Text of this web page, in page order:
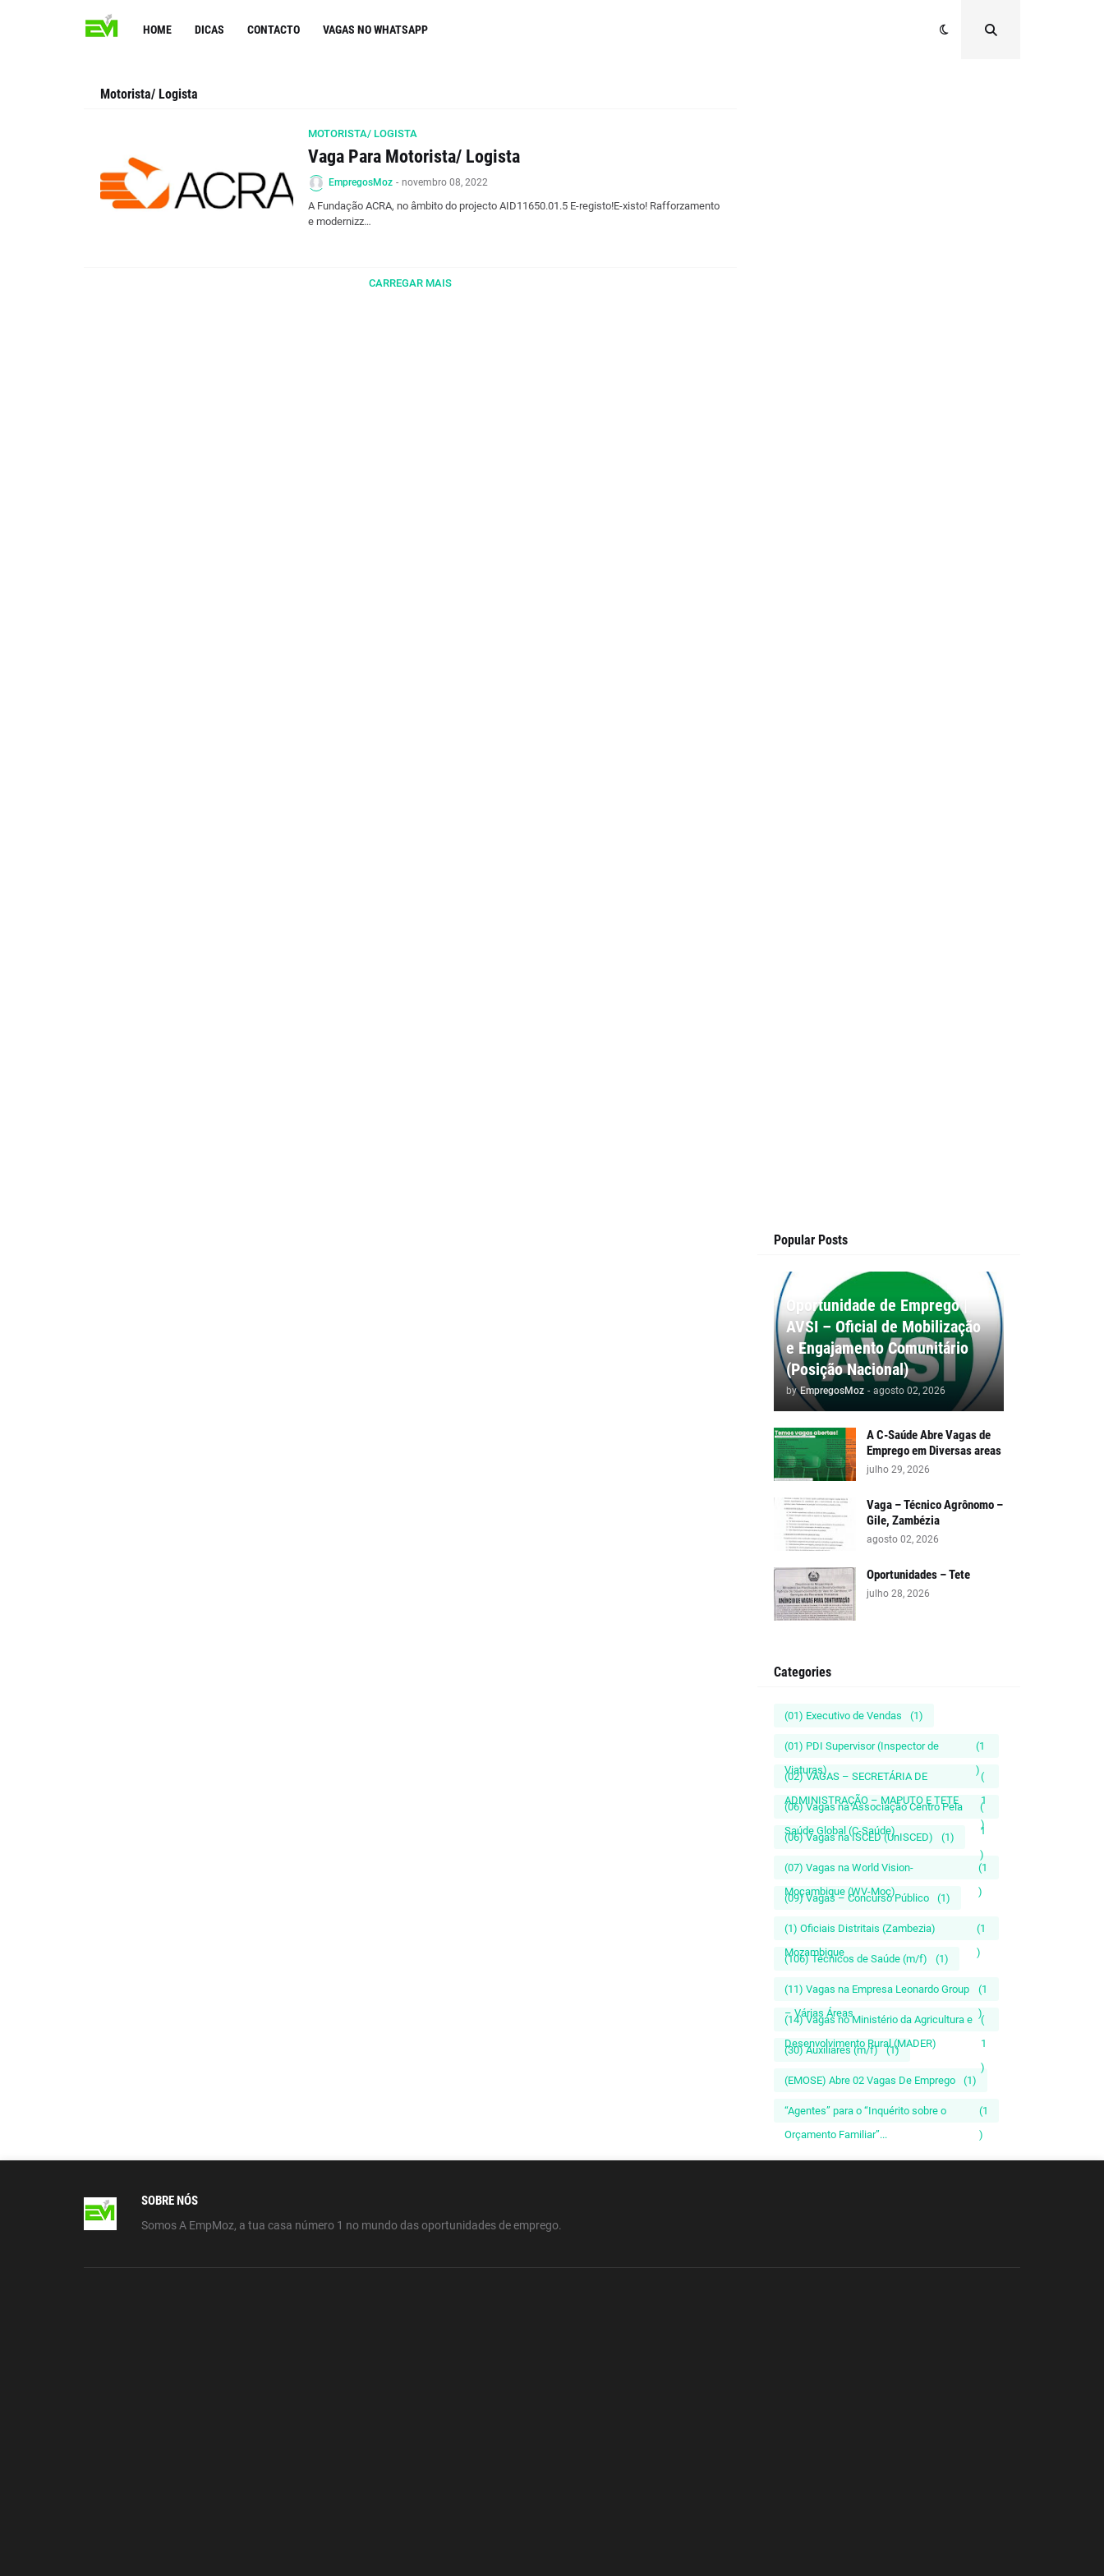
HOME DICAS CONTACTO VAGAS NO WHATSAPP
Motorista/ Logista
MOTORISTA/ LOGISTA
Vaga Para Motorista/ Logista
EmpregosMoz - novembro 08, 2022
A Fundação ACRA, no âmbito do projecto AID11650.01.5 E-registo!E-xisto! Rafforzamento
e modernizz…
CARREGAR MAIS
Popular Posts
Oportunidade de Emprego |
AVSI – Oficial de Mobilização
e Engajamento Comunitário
(Posição Nacional)
by EmpregosMoz - agosto 02, 2026
A C-Saúde Abre Vagas de
Emprego em Diversas areas
julho 29, 2026
Vaga – Técnico Agrônomo –
Gile, Zambézia
agosto 02, 2026
Oportunidades – Tete
julho 28, 2026
Categories
(01) Executivo de Vendas (1)
(01) PDI Supervisor (Inspector de
Viaturas)
(1
)
(02) VAGAS – SECRETÁRIA DE
ADMINISTRAÇÃO – MAPUTO E TETE
(
1
)
(06) Vagas na Associação Centro Pela
Saúde Global (C-Saúde)
(
1
)
(06) Vagas na ISCED (UnISCED) (1)
(07) Vagas na World Vision-
Moçambique (WV-Moç)
(1
)
(09) Vagas – Concurso Público (1)
(1) Oficiais Distritais (Zambezia)
Mozambique
(1
)
(106) Técnicos de Saúde (m/f) (1)
(11) Vagas na Empresa Leonardo Group
– Várias Áreas
(1
)
(14) Vagas no Ministério da Agricultura e
Desenvolvimento Rural (MADER)
(
1
)
(30) Auxiliares (m/f) (1)
(EMOSE) Abre 02 Vagas De Emprego (1)
“Agentes” para o “Inquérito sobre o
Orçamento Familiar”...
(1
)
SOBRE NÓS
Somos A EmpMoz, a tua casa número 1 no mundo das oportunidades de emprego.